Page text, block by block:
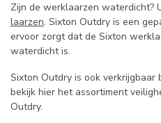
Zijn de werklaarzen waterdicht?
laarzen. Sixton Outdry is een
ervoor zorgt dat de Sixton
waterdicht is.
Sixton Outdry is ook verkrijgbaar
bekijk hier het assortiment
Outdry.